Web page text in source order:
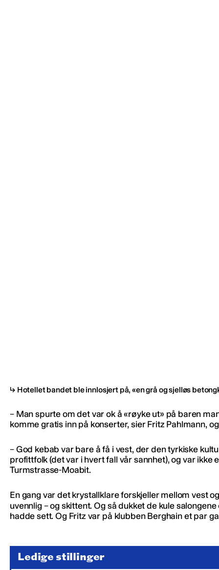
Hotellet bandet ble innlosjert på, «en grå og sjelløs
– Man spurte om det var ok å «røyke ut» på baren
komme gratis inn på konserter, sier Fritz Pahlmann,
– God kebab var bare å få i vest, der den tyrkiske
profittfolk (det var i hvert fall vår sannhet), og var
Turmstrasse-Moabit.
En gang var det krystallklare forskjeller mellom vest
uvennlig – og skittent. Og så dukket de kule
hadde sett. Og Fritz var på klubben Berghain et par
Ledige stillinger